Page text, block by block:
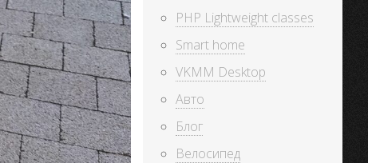
PHP Lightweight classes
Smart home
VKMM Desktop
Авто
Блог
Велосипед